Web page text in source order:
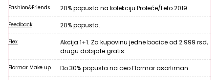
Fashion&Friends 20% popusta na kolekciju Proleće/Leto 2019.
Feedback 20% popusta.
Flex
Akcija 1+1. Za kupovinu jedne bocice od 2.999 rsd,
drugu dobijate gratis.
Flormar Make up Do 30% popusta na ceo Flormar asortiman.